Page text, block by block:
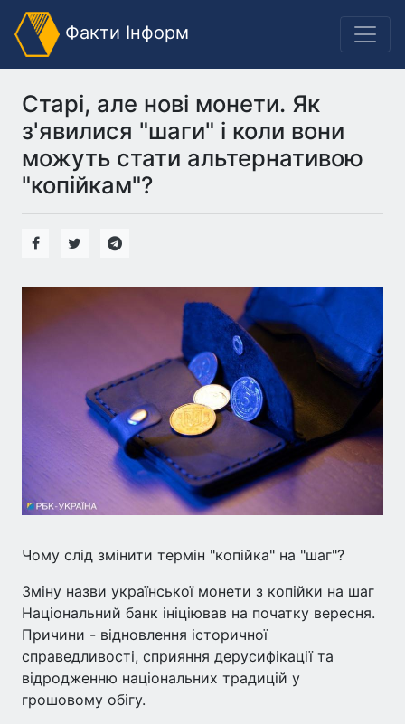
Факти Інформ
Старі, але нові монети. Як
з'явилися "шаги" і коли вони
можуть стати альтернативою
"копійкам"?
Чому слід змінити термін "копійка" на "шаг"?
Зміну назви української монети з копійки на шаг
Національний банк ініціював на початку вересня.
Причини - відновлення історичної
справедливості, сприяння дерусифікації та
відродженню національних традицій у
грошовому обігу.